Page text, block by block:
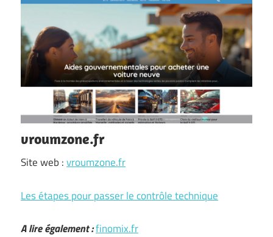
vroumzone.fr
Site web :vroumzone.fr
Les étapes pour passer le contrôle technique
A lire également :finomix.fr